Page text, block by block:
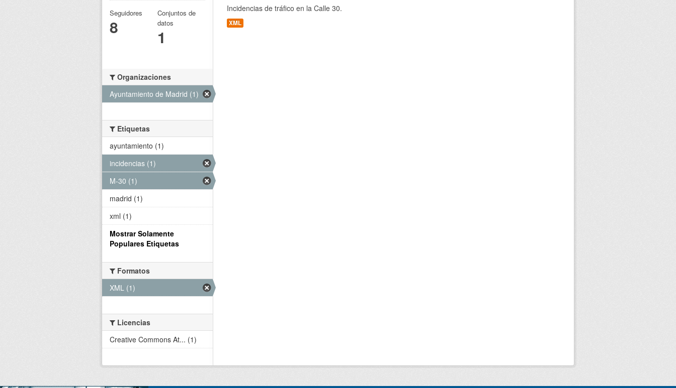
Incidencias de tráfico en la Calle 30.
XML
Seguidores
8
Conjuntos de
datos
1
Organizaciones
Ayuntamiento de Madrid (1)
Etiquetas
ayuntamiento (1)
incidencias (1)
M-30 (1)
madrid (1)
xml (1)
Mostrar Solamente
Populares Etiquetas
Formatos
XML (1)
Licencias
Creative Commons At... (1)